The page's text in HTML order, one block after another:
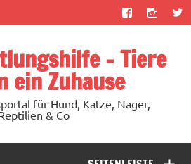
– Tiere
ein Zuhause
für Hund, Katze, Nager,
& Co